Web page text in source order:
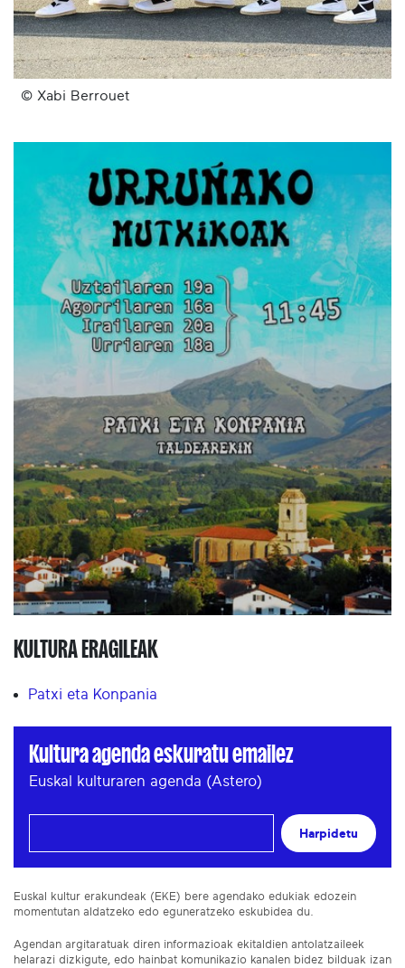
© Xabi Berrouet
KULTURA ERAGILEAK
Patxi eta Konpania
Kultura agenda eskuratu emailez
Euskal kulturaren agenda (Astero)
Harpidetu
Euskal kultur erakundeak (EKE) bere agendako edukiak edozein
momentutan aldatzeko edo eguneratzeko eskubidea du.
Agendan argitaratuak diren informazioak ekitaldien antolatzaileek
helarazi dizkigute, edo hainbat komunikazio kanalen bidez bilduak izan